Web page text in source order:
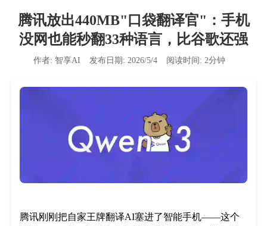
腾讯放出440MB"口袋翻译官"：手机
没网也能秒翻33种语言，比谷歌还强
作者: 智享AI 发布日期: 2026/5/4 阅读时间: 2分钟
腾讯刚刚把自家王牌翻译AI塞进了智能手机——这个